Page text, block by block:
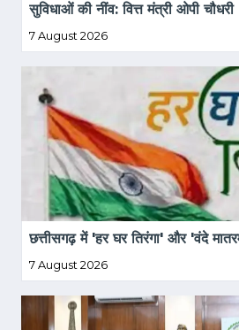
सुविधाओं की नींव: वित्त मंत्री ओपी चौधरी
7 August 2026
छत्तीसगढ़ में 'हर घर तिरंगा' और 'वंदे
7 August 2026